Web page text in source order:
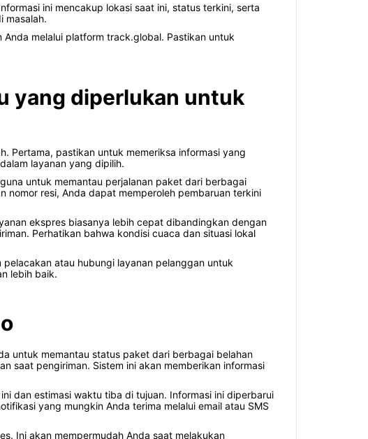
ini mencakup lokasi saat ini, status terkini, serta
masalah.
melalui platform track.global. Pastikan untuk
yang diperlukan untuk
Pertama, pastikan untuk memeriksa informasi yang
layanan yang dipilih.
untuk memantau perjalanan paket dari berbagai
nomor resi, Anda dapat memperoleh pembaruan terkini
ekspres biasanya lebih cepat dibandingkan dengan
Perhatikan bahwa kondisi cuaca dan situasi lokal
atau hubungi layanan pelanggan untuk
lebih baik.
untuk memantau status paket dari berbagai belahan
saat pengiriman. Sistem ini akan memberikan informasi
dan estimasi waktu tiba di tujuan. Informasi ini diperbarui
yang mungkin Anda terima melalui email atau SMS
Ini akan mempermudah Anda saat melakukan